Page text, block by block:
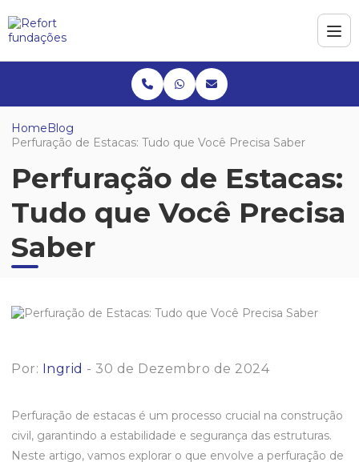
HomeBlog
Perfuração de Estacas: Tudo que Você Precisa Saber
Perfuração de Estacas:
Tudo que Você Precisa
Saber
Por: Ingrid - 30 de Dezembro de 2024
Perfuração de estacas é um processo crucial na construção
civil, garantindo a estabilidade e segurança das estruturas.
Neste artigo, vamos explorar o que envolve a perfuração de